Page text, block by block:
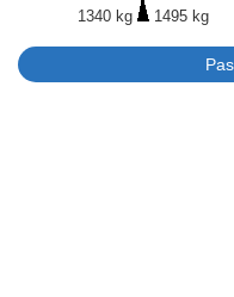
1340 kg 1495 kg